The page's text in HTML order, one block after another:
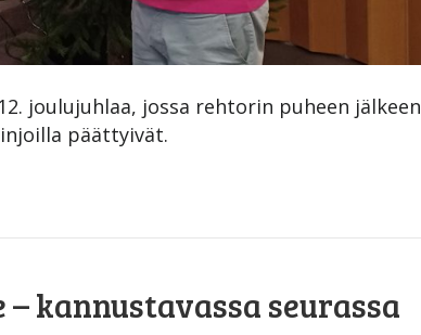
joulujuhlaa, jossa rehtorin puheen jälkeen
päättyivät.
kannustavassa seurassa